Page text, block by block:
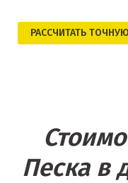
РАСCЧИТАТЬ
Песка в